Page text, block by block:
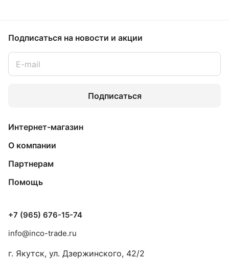
Подписаться на новости и акции
Подписаться
Интернет-магазин
О компании
Партнерам
Помощь
+7 (965) 676-15-74
info@inco-trade.ru
г. Якутск, ул. Дзержинского, 42/2